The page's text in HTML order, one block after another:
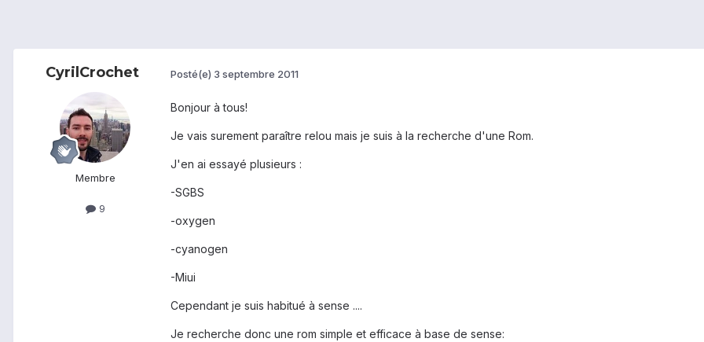
CyrilCrochet
Membre
9
Posté(e) 3 septembre 2011
Bonjour à tous!
Je vais surement paraître relou mais je suis à la recherche d'une Rom.
J'en ai essayé plusieurs :
-SGBS
-oxygen
-cyanogen
-Miui
Cependant je suis habitué à sense ....
Je recherche donc une rom simple et efficace à base de sense: